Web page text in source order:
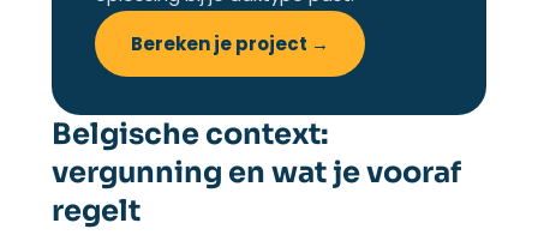
Bereken je project →
Belgische context:
vergunning en wat je vooraf
regelt